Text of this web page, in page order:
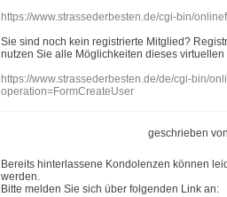
https://www.strassederbesten.de/cgi-bin/
Sie sind noch kein registrierte Mitglied?
nutzen Sie alle Möglichkeiten dieses virtuellen
https://www.strassederbesten.de/de/cgi-bin/
operation=FormCreateUser
geschrieben von
Bereits hinterlassene Kondolenzen können
werden.
Bitte melden Sie sich über folgenden Link an: